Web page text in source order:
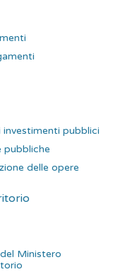
investimenti pubblici
pubbliche
delle opere
Ministero